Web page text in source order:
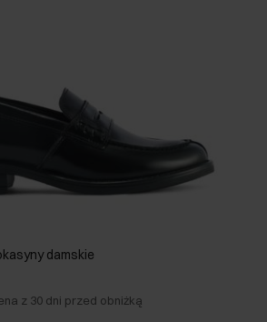
damskie
z 30 dni przed obniżką